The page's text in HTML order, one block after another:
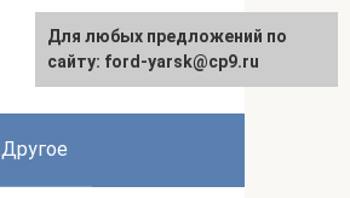
Другое
Для любых предложений по
сайту: ford-yarsk@cp9.ru